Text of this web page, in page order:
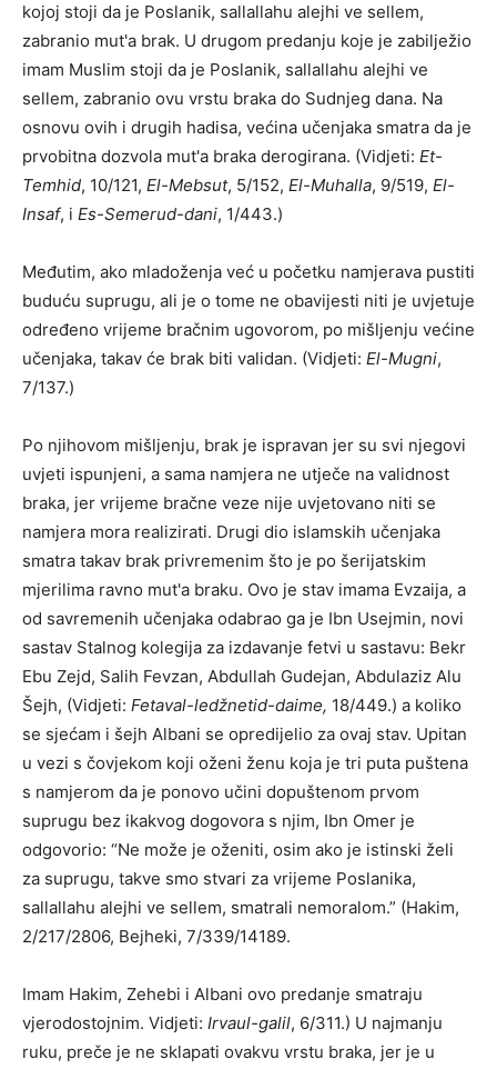
kojoj stoji da je Poslanik, sallallahu alejhi ve sellem,
zabranio mut'a brak. U drugom predanju koje je zabilježio
imam Muslim stoji da je Poslanik, sallallahu alejhi ve
sellem, zabranio ovu vrstu braka do Sudnjeg dana. Na
osnovu ovih i drugih hadisa, većina učenjaka smatra da je
prvobitna dozvola mut'a braka derogirana. (Vidjeti: Et-
Temhid, 10/121, El-Mebsut, 5/152, El-Muhalla, 9/519, El-
Insaf, i Es-Semerud-dani, 1/443.)
Međutim, ako mladoženja već u početku namjerava pustiti
buduću suprugu, ali je o tome ne obavijesti niti je uvjetuje
određeno vrijeme bračnim ugovorom, po mišljenju većine
učenjaka, takav će brak biti validan. (Vidjeti: El-Mugni,
7/137.)
Po njihovom mišljenju, brak je ispravan jer su svi njegovi
uvjeti ispunjeni, a sama namjera ne utječe na validnost
braka, jer vrijeme bračne veze nije uvjetovano niti se
namjera mora realizirati. Drugi dio islamskih učenjaka
smatra takav brak privremenim što je po šerijatskim
mjerilima ravno mut'a braku. Ovo je stav imama Evzaija, a
od savremenih učenjaka odabrao ga je Ibn Usejmin, novi
sastav Stalnog kolegija za izdavanje fetvi u sastavu: Bekr
Ebu Zejd, Salih Fevzan, Abdullah Gudejan, Abdulaziz Alu
Šejh, (Vidjeti: Fetaval-ledžnetid-daime, 18/449.) a koliko
se sjećam i šejh Albani se opredijelio za ovaj stav. Upitan
u vezi s čovjekom koji oženi ženu koja je tri puta puštena
s namjerom da je ponovo učini dopuštenom prvom
suprugu bez ikakvog dogovora s njim, Ibn Omer je
odgovorio: “Ne može je oženiti, osim ako je istinski želi
za suprugu, takve smo stvari za vrijeme Poslanika,
sallallahu alejhi ve sellem, smatrali nemoralom.” (Hakim,
2/217/2806, Bejheki, 7/339/14189.
Imam Hakim, Zehebi i Albani ovo predanje smatraju
vjerodostojnim. Vidjeti: Irvaul-galil, 6/311.) U najmanju
ruku, preče je ne sklapati ovakvu vrstu braka, jer je u